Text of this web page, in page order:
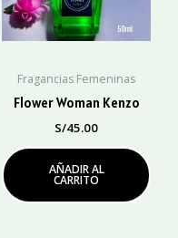
Fragancias Femeninas
Flower Woman Kenzo
S/45.00
AÑADIR AL
CARRITO